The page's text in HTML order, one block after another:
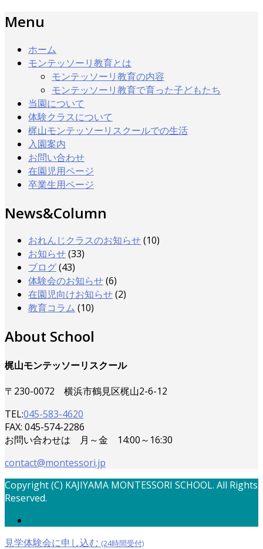
Menu
ホーム
モンテッソーリ教育とは
モンテッソーリ教育の内容
モンテッソーリ教育で育った子どもたち
当園について
体験クラスについて
梶山モンテッソーリスクールでの生活
入園案内
お問い合わせ
在園児用ページ
卒業生用ページ
News&Column
おれんじクラスのお知らせ(10)
お知らせ(33)
ブログ(43)
体験会のお知らせ(6)
在園児向けお知らせ(2)
教育コラム (10)
About School
梶山モンテッソーリスクール
〒230-0072 横浜市鶴見区梶山2-6-12
TEL:045-583-4620
FAX: 045-574-2286
お問い合わせは 月～金 14:00～16:30
contact@montessori.jp
Copyright (C) KAJIYAMA MONTESSORI SCHOOL. All Rights
Reserved.
見学体験会に申し込む (24時間受付)